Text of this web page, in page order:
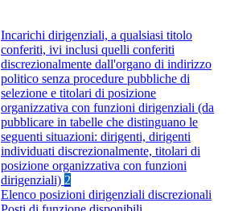
Incarichi dirigenziali, a qualsiasi titolo
conferiti, ivi inclusi quelli conferiti
discrezionalmente dall'organo di indirizzo
politico senza procedure pubbliche di
selezione e titolari di posizione
organizzativa con funzioni dirigenziali (da
pubblicare in tabelle che distinguano le
seguenti situazioni: dirigenti, dirigenti
individuati discrezionalmente, titolari di
posizione organizzativa con funzioni
dirigenziali) 2
Elenco posizioni dirigenziali discrezionali